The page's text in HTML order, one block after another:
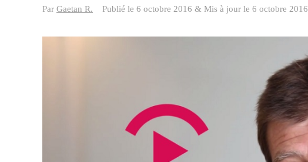
Par Gaetan R. Publié le 6 octobre 2016 & Mis à jour le 6 octobre 2016